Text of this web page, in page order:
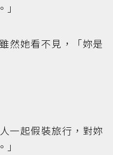
然她看不見，「妳是
一起假裝旅行，對妳